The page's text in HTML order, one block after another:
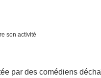
son activité
par des comédiens